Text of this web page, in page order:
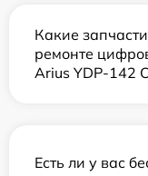
Какие
ремонте
Arius YDP-142
Есть ли у вас